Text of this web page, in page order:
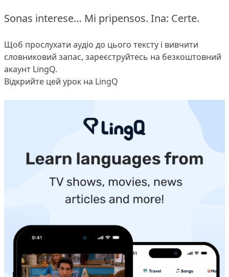
Sonas interese… Mi pripensos. Ina: Certe.
Щоб прослухати аудіо до цього тексту і вивчити
словниковий запас, зареєструйтесь на безкоштовний
акаунт LingQ.
Відкрийте цей урок на LingQ